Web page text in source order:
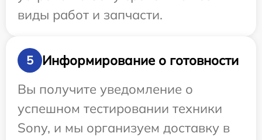
виды работ и запчасти.
5
Информирование о готовности
Вы получите уведомление о
успешном тестировании техники
Sony, и мы организуем доставку в